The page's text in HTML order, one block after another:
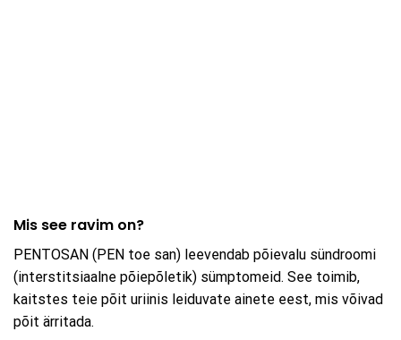
Mis see ravim on?
PENTOSAN (PEN toe san) leevendab põievalu sündroomi
(interstitsiaalne põiepõletik) sümptomeid. See toimib,
kaitstes teie põit uriinis leiduvate ainete eest, mis võivad
põit ärritada.